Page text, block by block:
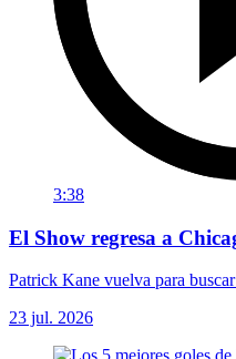
3:38
El Show regresa a
Patrick Kane vuelva para
23 jul. 2026